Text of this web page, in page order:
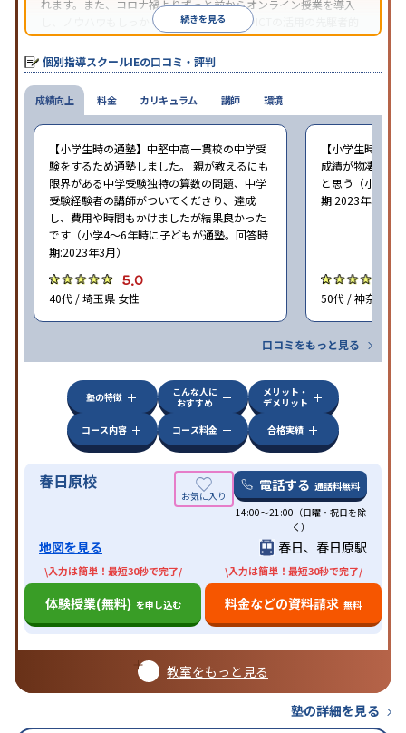
れます。また、コロナ禍よりずっと前からオンライン授業を導入
し、ノウハウもしっかりとしています。AIやICTの活用の先駆者的
な個別指導塾です。
続きを見る
個別指導スクールIEの口コミ・評判
成績向上
【小学生時の通塾】中堅中高一貫校の中学受
験をするため通塾しました。 親が教えるにも
限界がある中学受験独特の算数の問題、中学
受験経験者の講師がついてくださり、達成
し、費用や時間もかけましたが結果良かった
です（小学4〜6年時に子どもが通塾。回答時
期:2023年3月）
5.0
40代 / 埼玉県 女性
【小学生時の通
成績が物凄く悪
と思う（小学6
期:2023年3月）
50代 / 神奈川県
口コミをもっと見る
料金 カリキュラム 講師 環境
塾の特徴
こんな人に
おすすめ
メリット・
デメリット
コース内容
コース料金 合格実績
春日原校 電話する 通話料無料
14:00〜21:00（日曜・祝日を除
く）
地図を見る 春日、春日原駅
\入力は簡単！最短30秒で完了/
体験授業(無料) を申し込む
\入力は簡単！最短30秒で完了/
料金などの資料請求 無料
教室をもっと見る
塾の詳細を見る